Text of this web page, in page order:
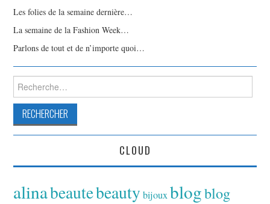
Les folies de la semaine dernière…
La semaine de la Fashion Week…
Parlons de tout et de n’importe quoi…
CLOUD
alinabeautebeauty bijoux blogblog